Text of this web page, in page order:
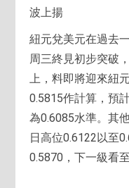
波上揚
紐元兌美元在過去
周三終見初步突破
上，料即將迎來紐
0.5815作計算，預
為0.6085水準。其
日高位0.6122以至
0.5870，下一級看